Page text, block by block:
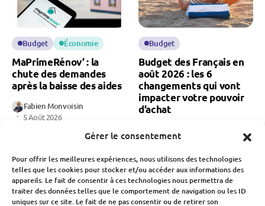
Gérer le consentement
Pour offrir les meilleures expériences, nous utilisons des technologies
telles que les cookies pour stocker et/ou accéder aux informations des
appareils. Le fait de consentir à ces technologies nous permettra de
traiter des données telles que le comportement de navigation ou les ID
uniques sur ce site. Le fait de ne pas consentir ou de retirer son
Budget Économie
MaPrimeRénov’ : la
chute des demandes
après la baisse des aides
Fabien Monvoisin
5 Août 2026
Budget
Budget des Français en
août 2026 : les 6
changements qui vont
impacter votre pouvoir
d’achat
28 Juillet 2026